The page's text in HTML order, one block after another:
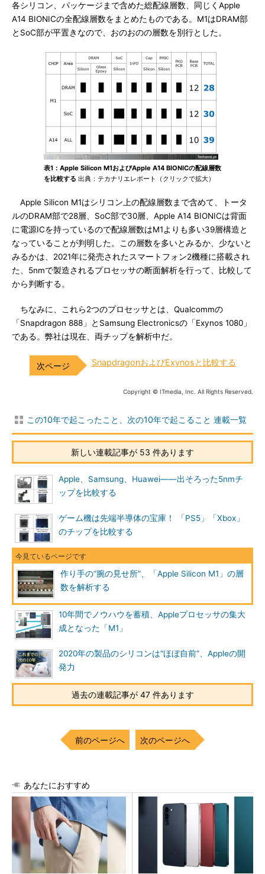
各シリコン、パッケージまで含めた総配線層数、同じくApple
A14 BIONICの全配線層数をまとめたものである。M1はDRAM部
とSoC部が平置きなので、おのおのの層数を別行とした。
表1：Apple Silicon M1およびApple A14 BIONICの配線層数
を比較する 出典：テカナリエレポート（クリックで拡大）
Apple Silicon M1はシリコン上の配線層数まで含めて、トータ
ルのDRAM部で28層、SoC部で30層、Apple A14 BIONICは背面
に電源ICを持っているので配線層数はM1よりも多い39層構造と
なっていることが判明した。この層数を多いとみるか、少ないと
みるかは、2021年に発売されたスマートフォン2機種に搭載され
た、5nmで製造されるプロセッサの断面解析を行って、比較して
から判断する。
ちなみに、これら2つのプロセッサとは、Qualcommの
「Snapdragon 888」とSamsung Electronicsの「Exynos 1080」
である。弊社は現在、両チップを解析中だ。
SnapdragonおよびExynosと比較する
Copyright © ITmedia, Inc. All Rights Reserved.
この10年で起こったこと、次の10年で起こること 連載一覧
新しい連載記事が 53 件あります
Apple、Samsung、Huawei――出そろった5nmチ
ップを比較する
ゲーム機は先端半導体の宝庫！ 「PS5」「Xbox」
のチップを比較する
作り手の“腕の見せ所”、「Apple Silicon M1」の層
数を解析する
10年間でノウハウを蓄積、Appleプロセッサの集大
成となった「M1」
2020年の製品のシリコンは“ほぼ自前”、Appleの開
発力
過去の連載記事が 47 件あります
前のページへ 次のページへ
あなたにおすすめ